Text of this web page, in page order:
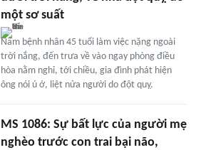
một sơ suất
Nam bệnh nhân 45 tuổi làm việc nặng ngoài
trời nắng, đến trưa về vào ngay phòng điều
hòa nằm nghỉ, tới chiều, gia đình phát hiện
ông nói ú ớ, liệt nửa người do đột quỵ.
MS 1086: Sự bất lực của người mẹ
nghèo trước con trai bại não,